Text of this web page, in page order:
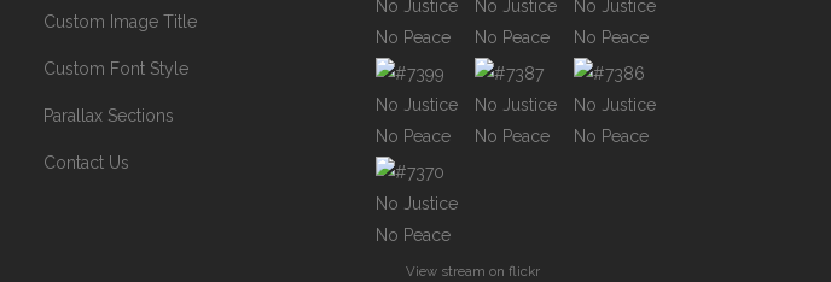
Custom Image Title
Custom Font Style
Parallax Sections
Contact Us
View stream on flickr